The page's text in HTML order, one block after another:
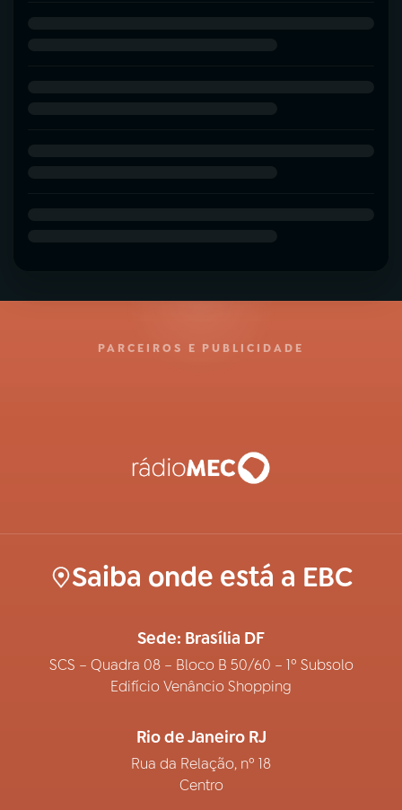
PARCEIROS E PUBLICIDADE
Saiba onde está a EBC
Sede: Brasília DF
SCS – Quadra 08 – Bloco B 50/60 – 1º Subsolo
Edifício Venâncio Shopping
Rio de Janeiro RJ
Rua da Relação, nº 18
Centro